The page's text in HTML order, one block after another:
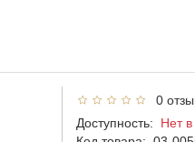
0
Доступность: Нет